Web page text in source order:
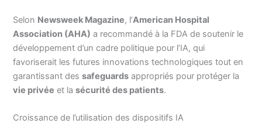
Selon Newsweek Magazine, l’American Hospital
Association (AHA) a recommandé à la FDA de soutenir le
développement d’un cadre politique pour l’IA, qui
favoriserait les futures innovations technologiques tout en
garantissant dessafeguards appropriés pour protéger la
vie privée et lasécurité des patients.
Croissance de l’utilisation des dispositifs IA